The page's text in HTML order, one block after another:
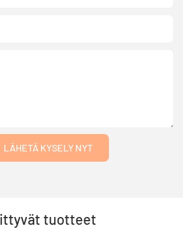
LÄHETÄ KYSELY NYT
tuotteet